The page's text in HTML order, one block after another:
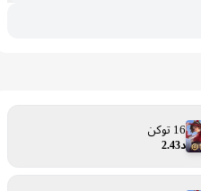
16 توكن
د2.43